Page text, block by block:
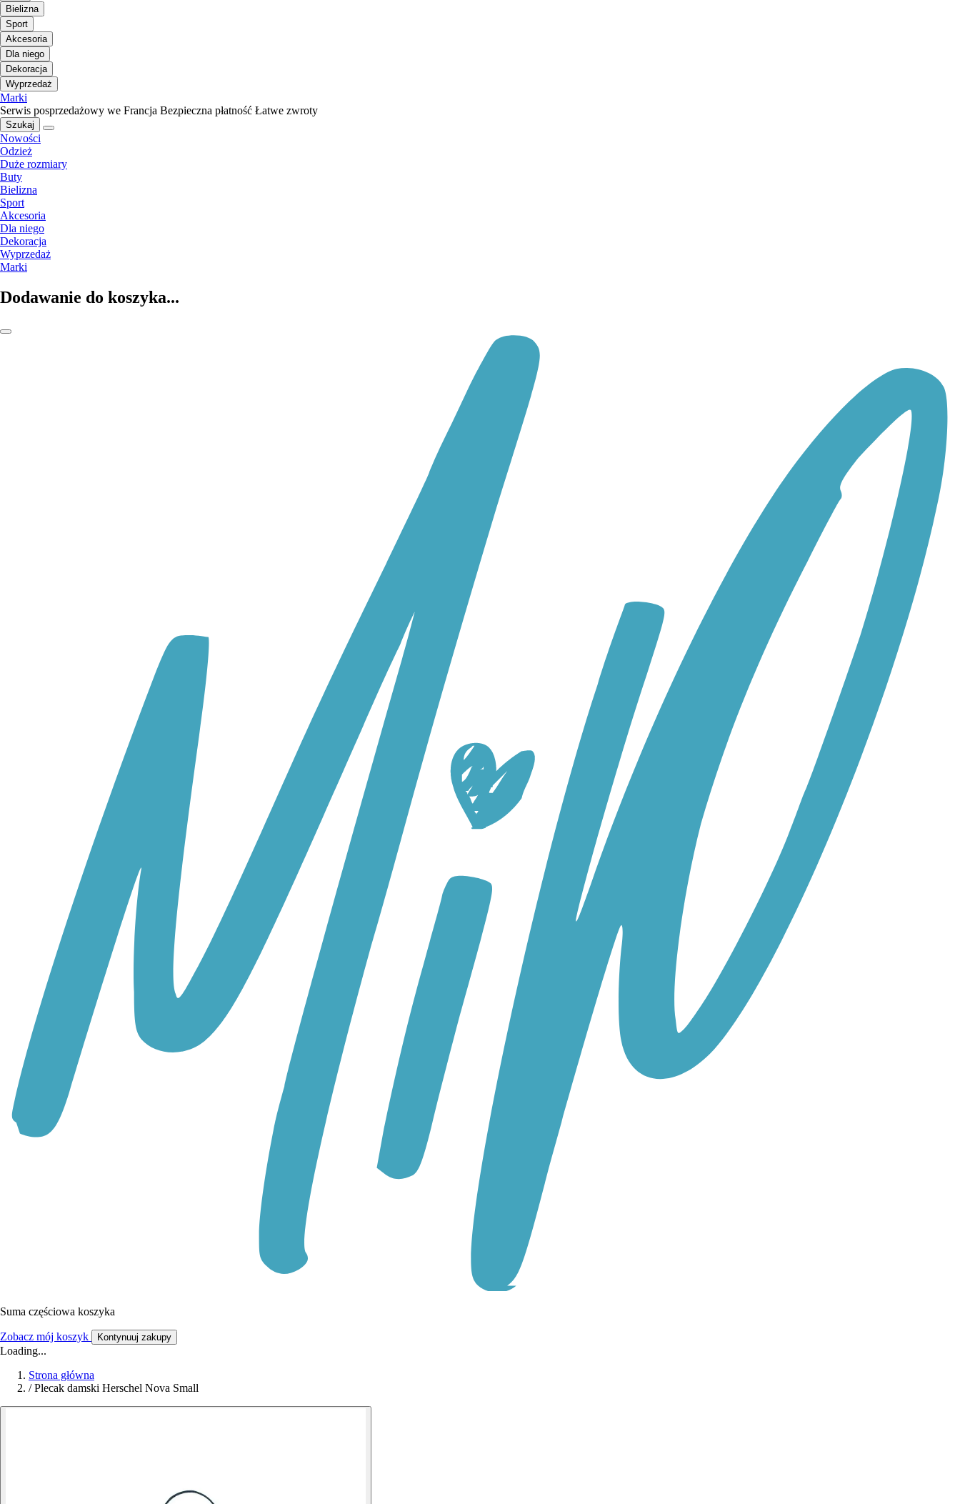
Bielizna
Sport
Akcesoria
Dla niego
Dekoracja
Wyprzedaż
Marki
Serwis posprzedażowy we Francja Bezpieczna płatność Łatwe zwroty
Szukaj
Nowości
Odzież
Duże rozmiary
Buty
Bielizna
Sport
Akcesoria
Dla niego
Dekoracja
Wyprzedaż
Marki
Dodawanie do koszyka...
Suma częściowa koszyka
Zobacz mój koszyk Kontynuuj zakupy
Loading...
Strona główna
/ Plecak damski Herschel Nova Small